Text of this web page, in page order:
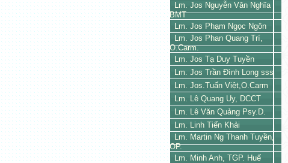
Lm. Jos Nguyễn Văn Nghĩa
BMT
Lm. Jos Phạm Ngọc Ngôn
Lm. Jos Phan Quang Trí,
O.Carm.
Lm. Jos Tạ Duy Tuyền
Lm. Jos Trần Đình Long sss
Lm. Jos.Tuấn Việt,O.Carm
Lm. Lê Quang Uy, DCCT
Lm. Lê Văn Quảng Psy.D.
Lm. Linh Tiến Khải
Lm. Martin Ng Thanh Tuyền,
OP.
Lm. Minh Anh, TGP. Huế